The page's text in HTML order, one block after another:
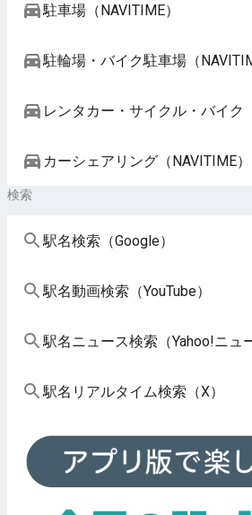
駐車場（NAVITIME）
駐輪場・バイク駐車場（
レンタカー・サイクル・バイク
カーシェアリング（NAVITIME）
検索
駅名検索（Google）
駅名動画検索（YouTube）
駅名ニュース検索（Yahoo!ニュ
駅名リアルタイム検索（X）